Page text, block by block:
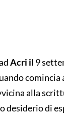
Acri il 9
comincia
alla
desiderio di